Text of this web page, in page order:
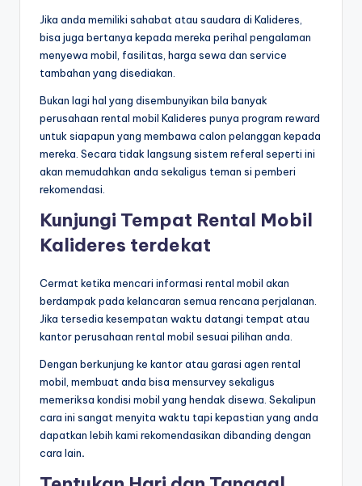
Jika anda memiliki sahabat atau saudara di Kalideres,
bisa juga bertanya kepada mereka perihal pengalaman
menyewa mobil, fasilitas, harga sewa dan service
tambahan yang disediakan.
Bukan lagi hal yang disembunyikan bila banyak
perusahaan rental mobil Kalideres punya program reward
untuk siapapun yang membawa calon pelanggan kepada
mereka. Secara tidak langsung sistem referal seperti ini
akan memudahkan anda sekaligus teman si pemberi
rekomendasi.
Kunjungi Tempat Rental Mobil
Kalideres terdekat
Cermat ketika mencari informasi rental mobil akan
berdampak pada kelancaran semua rencana perjalanan.
Jika tersedia kesempatan waktu datangi tempat atau
kantor perusahaan rental mobil sesuai pilihan anda.
Dengan berkunjung ke kantor atau garasi agen rental
mobil, membuat anda bisa mensurvey sekaligus
memeriksa kondisi mobil yang hendak disewa. Sekalipun
cara ini sangat menyita waktu tapi kepastian yang anda
dapatkan lebih kami rekomendasikan dibanding dengan
cara lain.